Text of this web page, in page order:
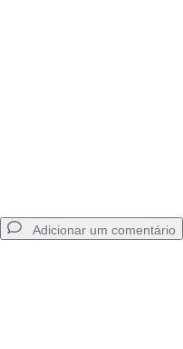
Adicionar um comentário